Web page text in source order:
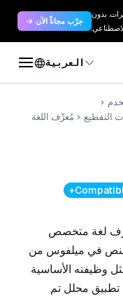
كلاود: ميلفوس مُدار بالكامل - أسرع 10 مرات. بدون
جرّب مجاناً الآن →
العربية
التقطيع مُعرِّف اللغة
لغة متخصص
في ميلفوس من
وظيفته الأساسية
محلل تم